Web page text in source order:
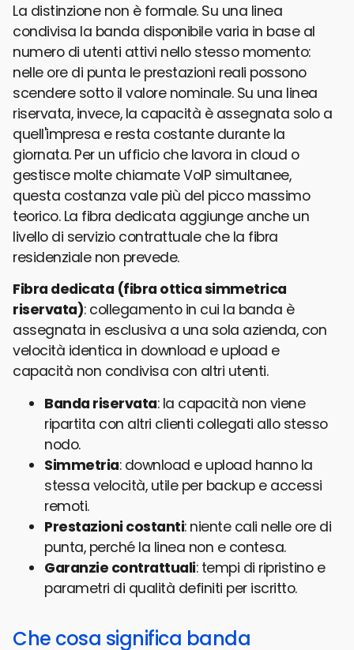
La distinzione non è formale. Su una linea
condivisa la banda disponibile varia in base al
numero di utenti attivi nello stesso momento:
nelle ore di punta le prestazioni reali possono
scendere sotto il valore nominale. Su una linea
riservata, invece, la capacità è assegnata solo a
quell'impresa e resta costante durante la
giornata. Per un ufficio che lavora in cloud o
gestisce molte chiamate VoIP simultanee,
questa costanza vale più del picco massimo
teorico. La fibra dedicata aggiunge anche un
livello di servizio contrattuale che la fibra
residenziale non prevede.
Fibra dedicata (fibra ottica simmetrica
riservata): collegamento in cui la banda è
assegnata in esclusiva a una sola azienda, con
velocità identica in download e upload e
capacità non condivisa con altri utenti.
Banda riservata: la capacità non viene
ripartita con altri clienti collegati allo stesso
nodo.
Simmetria: download e upload hanno la
stessa velocità, utile per backup e accessi
remoti.
Prestazioni costanti: niente cali nelle ore di
punta, perché la linea non e contesa.
Garanzie contrattuali: tempi di ripristino e
parametri di qualità definiti per iscritto.
Che cosa significa banda